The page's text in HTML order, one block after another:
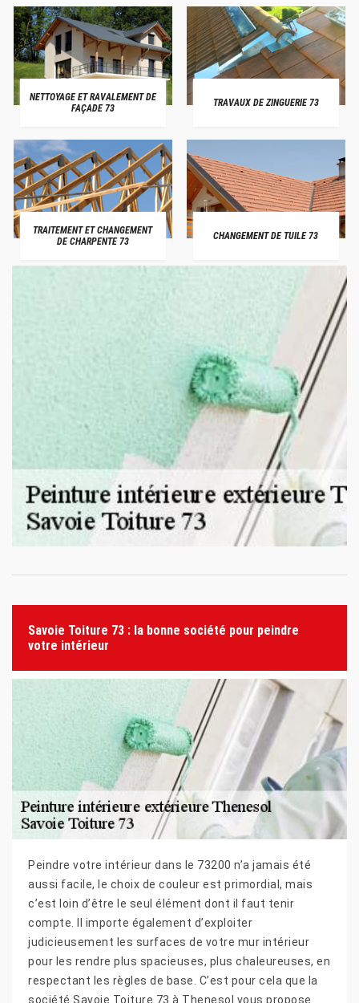
NETTOYAGE ET RAVALEMENT DE
FAÇADE 73
TRAVAUX DE ZINGUERIE 73
TRAITEMENT ET CHANGEMENT
DE CHARPENTE 73
CHANGEMENT DE TUILE 73
Savoie Toiture 73 : la bonne société pour peindre
votre intérieur
Peindre votre intérieur dans le 73200 n’a jamais été
aussi facile, le choix de couleur est primordial, mais
c’est loin d’être le seul élément dont il faut tenir
compte. Il importe également d’exploiter
judicieusement les surfaces de votre mur intérieur
pour les rendre plus spacieuses, plus chaleureuses, en
respectant les règles de base. C’est pour cela que la
société Savoie Toiture 73 à Thenesol vous propose